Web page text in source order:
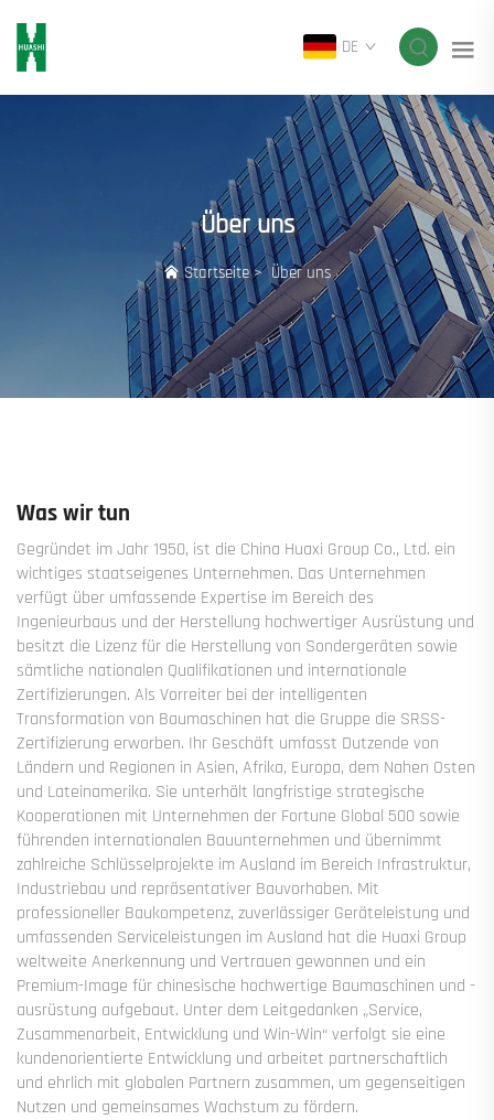
DE
Über uns
Startseite>Über uns
Was wir tun
Gegründet im Jahr 1950, ist die China Huaxi Group Co., Ltd. ein
wichtiges staatseigenes Unternehmen. Das Unternehmen
verfügt über umfassende Expertise im Bereich des
Ingenieurbaus und der Herstellung hochwertiger Ausrüstung und
besitzt die Lizenz für die Herstellung von Sondergeräten sowie
sämtliche nationalen Qualifikationen und internationale
Zertifizierungen. Als Vorreiter bei der intelligenten
Transformation von Baumaschinen hat die Gruppe die SRSS-
Zertifizierung erworben. Ihr Geschäft umfasst Dutzende von
Ländern und Regionen in Asien, Afrika, Europa, dem Nahen Osten
und Lateinamerika. Sie unterhält langfristige strategische
Kooperationen mit Unternehmen der Fortune Global 500 sowie
führenden internationalen Bauunternehmen und übernimmt
zahlreiche Schlüsselprojekte im Ausland im Bereich Infrastruktur,
Industriebau und repräsentativer Bauvorhaben. Mit
professioneller Baukompetenz, zuverlässiger Geräteleistung und
umfassenden Serviceleistungen im Ausland hat die Huaxi Group
weltweite Anerkennung und Vertrauen gewonnen und ein
Premium-Image für chinesische hochwertige Baumaschinen und -
ausrüstung aufgebaut. Unter dem Leitgedanken „Service,
Zusammenarbeit, Entwicklung und Win-Win“ verfolgt sie eine
kundenorientierte Entwicklung und arbeitet partnerschaftlich
und ehrlich mit globalen Partnern zusammen, um gegenseitigen
Nutzen und gemeinsames Wachstum zu fördern.